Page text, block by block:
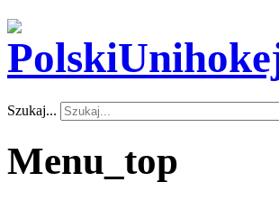
Szukaj...
Menu_top